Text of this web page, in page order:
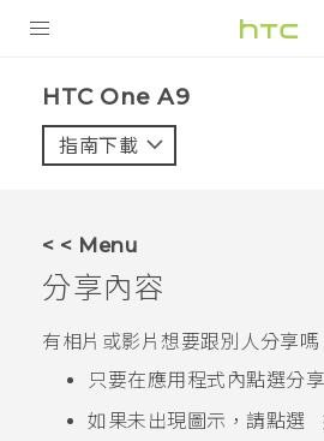
VIVE
應用程式
支援服務
HTC One A9‎
指南下載
< < Menu
分享內容
有相片或影片想要跟別人分享嗎
只要在應用程式內點選分享
如果未出現圖示，請點選